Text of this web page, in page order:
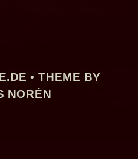
• THEME BY
NORÉN